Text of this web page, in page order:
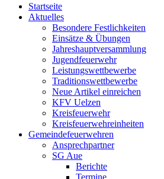
Startseite
Aktuelles
Besondere Festlichkeiten
Einsätze & Übungen
Jahreshauptversammlung
Jugendfeuerwehr
Leistungswettbewerbe
Traditionswettbewerbe
Neue Artikel einreichen
KFV Uelzen
Kreisfeuerwehr
Kreisfeuerwehreinheiten
Gemeindefeuerwehren
Ansprechpartner
SG Aue
Berichte
Termine